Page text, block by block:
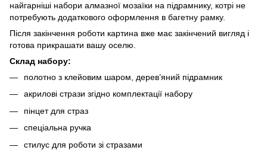
найгарніші набори алмазної мозаїки на підрамнику, котрі не
потребують додаткового оформлення в багетну рамку.
Після закінчення роботи картина вже має закінчений вигляд і
готова прикрашати вашу оселю.
Склад набору:
полотно з клейовим шаром, дерев’яний підрамник
акрилові стрази згідно комплектації набору
пінцет для страз
спеціальна ручка
стилус для роботи зі стразами